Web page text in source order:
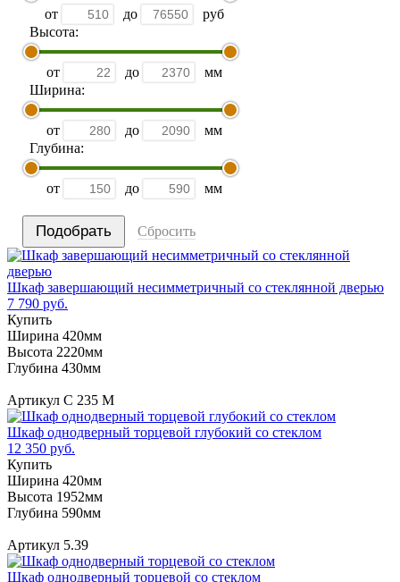
от до
руб
Высота:
от до
мм
Ширина:
от до
мм
Глубина:
от до мм
Сбросить
Шкаф завершающий несимметричный со стеклянной дверью
7 790 руб.
Купить
Ширина 420мм
Высота 2220мм
Глубина 430мм
Артикул С 235 М
Шкаф однодверный торцевой глубокий со стеклом
12 350 руб.
Купить
Ширина 420мм
Высота 1952мм
Глубина 590мм
Артикул 5.39
Шкаф однодверный торцевой со стеклом